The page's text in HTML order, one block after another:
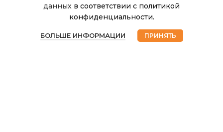
данных в соответствии с политикой
конфиденциальности.
БОЛЬШЕ ИНФОРМАЦИИ ПРИНЯТЬ
сахарные69.00₽
наличии
Магазин Избранное Корзина Мой аккаунт